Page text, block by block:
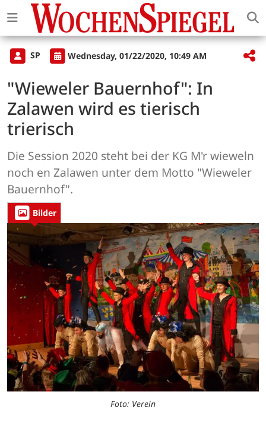
SP Wednesday, 01/22/2020, 10:49 AM
"Wieweler Bauernhof": In
Zalawen wird es tierisch
trierisch
Die Session 2020 steht bei der KG M'r wieweln
noch en Zalawen unter dem Motto "Wieweler
Bauernhof".
Bilder
Foto: Verein